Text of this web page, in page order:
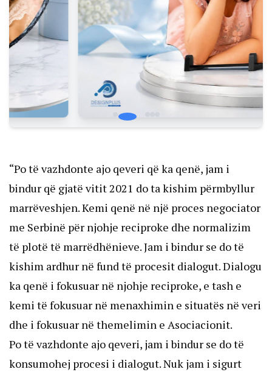
“Po të vazhdonte ajo qeveri që ka qenë, jam i
bindur që gjatë vitit 2021 do ta kishim përmbyllur
marrëveshjen. Kemi qenë në një proces negociator
me Serbinë për njohje reciproke dhe normalizim
të plotë të marrëdhënieve. Jam i bindur se do të
kishim ardhur në fund të procesit dialogut. Dialogu
ka qenë i fokusuar në njohje reciproke, e tash e
kemi të fokusuar në menaxhimin e situatës në veri
dhe i fokusuar në themelimin e Asociacionit.
Po të vazhdonte ajo qeveri, jam i bindur se do të
konsumohej procesi i dialogut. Nuk jam i sigurt